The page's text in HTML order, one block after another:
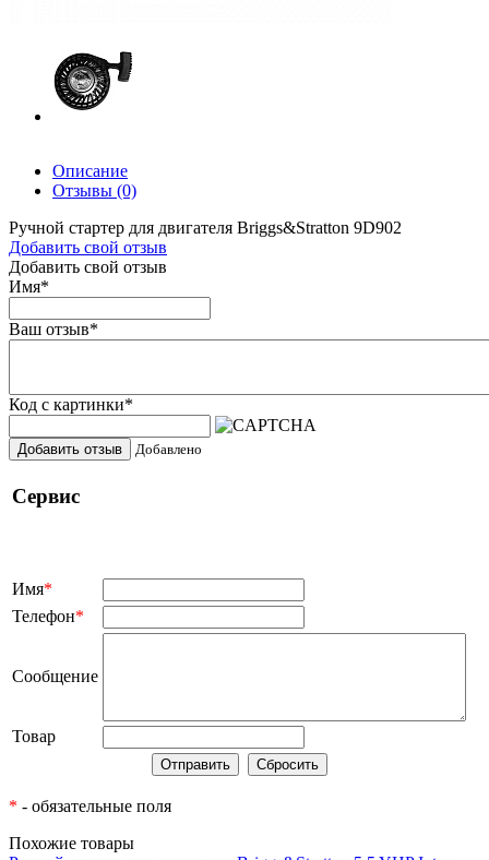
Описание
Отзывы (0)
Ручной стартер для двигателя Briggs&Stratton 9D902
Добавить свой отзыв
Добавить свой отзыв
Имя*
Ваш отзыв*
Код с картинки*
Добавить отзыв Добавлено
Сервис
Имя*
Телефон*
Сообщение
Товар
* - обязательные поля
Похожие товары